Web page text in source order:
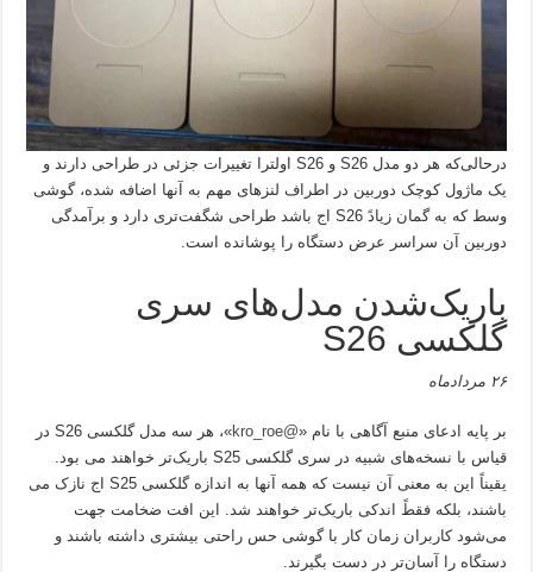
درحالی‌که هر دو مدل S26 و S26 اولترا تغییرات جزئی در طراحی دارند و
یک ماژول کوچک دوربین در اطراف لنزهای مهم به آنها اضافه شده، گوشی
وسط که به گمان زیادً S26 اج باشد طراحی شگفت‌تری دارد و برآمدگی
دوربین آن سراسر عرض دستگاه را پوشانده است.
باریک‌شدن مدل‌های سری
گلکسی S26
۲۶ مردادماه
بر پایه ادعای منبع آگاهی با نام «@kro_roe
»، هر سه مدل گلکسی S26 در
قیاس با نسخه‌های شبیه در سری گلکسی S25 باریک‌تر خواهند می بود.
یقیناً این به معنی آن نیست که همه آنها به اندازه گلکسی S25 اج نازک می
باشند، بلکه فقطً اندکی باریک‌تر خواهند شد. این افت ضخامت جهت
می‌شود کاربران زمان کار با گوشی حس راحتی بیشتری داشته باشند و
دستگاه را آسان‌تر در دست بگیرند.